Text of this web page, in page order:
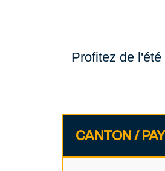
Profitez de
CANTON /